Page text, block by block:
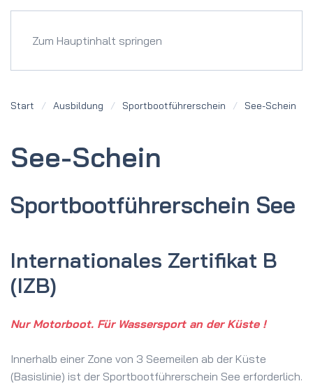
Zum Hauptinhalt springen
Start Ausbildung Sportbootführerschein See-Schein
See-Schein
Sportboot­führer­schein See
Internationales Zertifikat B
(IZB)
Nur Motorboot. Für Wassersport an der Küste !
Innerhalb einer Zone von 3 Seemeilen ab der Küste
(Basislinie) ist der Sportbootführerschein See erforderlich.